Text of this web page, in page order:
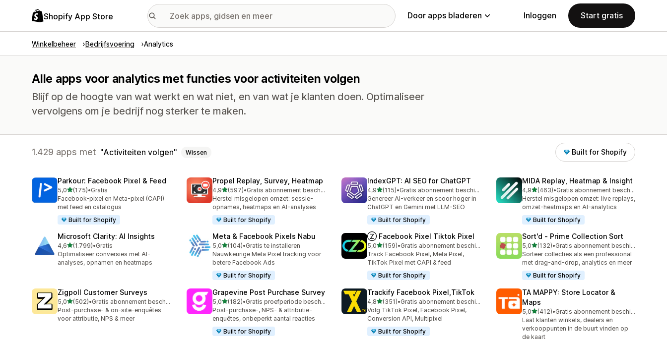
Shopify App Store Door apps bladeren Inloggen Start gratis
Winkelbeheer Bedrijfsvoering Analytics
Alle apps voor analytics met functies voor activiteiten volgen
Blijf op de hoogte van wat werkt en wat niet, en van wat je klanten doen. Optimaliseer
vervolgens om je bedrijf nog sterker te maken.
1.429 apps met Activiteiten volgen Wissen Built for Shopify
Parkour: Facebook Pixel & Feed
5,0van 5 sterren
(175)
175 recensies in totaal
•Gratis
Facebook-pixel en Meta-pixel (CAPI)
met feed en catalogus
Built for Shopify
Propel Replay, Survey, Heatmap
4,9van 5 sterren
(597)
597 recensies in totaal
•
Gratis abonnement beschikbaar
Herstel misgelopen omzet: sessie-
opnames, heatmaps en AI-analyses
Built for Shopify
IndexGPT: AI SEO for ChatGPT
4,9van 5 sterren
(115)
115 recensies in totaal
•
Gratis abonnement beschikbaar
Genereer AI-verkeer en scoor hoger in
ChatGPT en Gemini met LLM-SEO
Built for Shopify
MIDA Replay, Heatmap & Insight
4,9van 5 sterren
(463)
463 recensies in totaal
•
Gratis abonnement beschikbaar
Herstel misgelopen omzet: live replays,
omzet-heatmaps en AI-analytics
Built for Shopify
Microsoft Clarity: AI Insights
4,6van 5 sterren
(1.799)
1799 recensies in totaal
•Gratis
Optimaliseer conversies met AI-
analyses, opnamen en heatmaps
Meta & Facebook Pixels Nabu
5,0van 5 sterren
(104)
104 recensies in totaal
•Gratis te installeren
Nauwkeurige Meta Pixel tracking voor
betere Facebook Ads
Built for Shopify
Ⓩ Facebook Pixel Tiktok Pixel
5,0van 5 sterren
(159)
159 recensies in totaal
•
Gratis abonnement beschikbaar
Track Facebook Pixel, Meta Pixel,
TikTok Pixel met CAPI & feed
Built for Shopify
Sort'd ‑ Prime Collection Sort
5,0van 5 sterren
(132)
132 recensies in totaal
•
Gratis abonnement beschikbaar
Sorteer collecties als een professional
met drag-and-drop, analytics en meer
Built for Shopify
Zigpoll Customer Surveys
5,0van 5 sterren
(502)
502 recensies in totaal
•
Gratis abonnement beschikbaar
Post-purchase- & on-site-enquêtes
voor attributie, NPS & meer
Grapevine Post Purchase Survey
5,0van 5 sterren
(182)
182 recensies in totaal
•
Gratis proefperiode beschikbaar
Post-purchase-, NPS- & attributie-
enquêtes, onbeperkt aantal reacties
Built for Shopify
Trackify Facebook Pixel,TikTok
4,8van 5 sterren
(351)
351 recensies in totaal
•
Gratis abonnement beschikbaar
Volg TikTok Pixel, Facebook Pixel,
Conversion API, Multipixel
Built for Shopify
TA MAPPY: Store Locator &
Maps
5,0van 5 sterren
(412)
412 recensies in totaal
•
Gratis abonnement beschikbaar
Laat klanten winkels, dealers en
verkooppunten in de buurt vinden op
de kaart